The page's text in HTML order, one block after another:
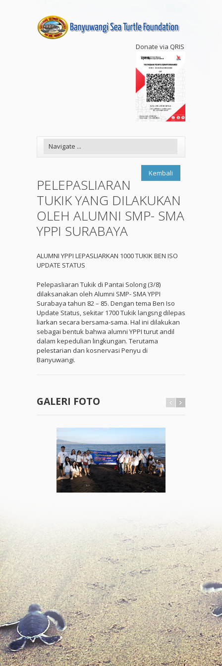
Donate via QRIS
Kembali
PELEPASLIARAN
TUKIK YANG DILAKUKAN
OLEH ALUMNI SMP- SMA
YPPI SURABAYA
ALUMNI YPPI LEPASLIARKAN 1000 TUKIK BEN ISO
UPDATE STATUS
Pelepasliaran Tukik di Pantai Solong (3/8)
dilaksanakan oleh Alumni SMP- SMA YPPI
Surabaya tahun 82 – 85. Dengan tema Ben Iso
Update Status, sekitar 1700 Tukik langsng dilepas
liarkan secara bersama-sama. Hal ini dilakukan
sebagai bentuk bahwa alumni YPPI turut andil
dalam kepedulian lingkungan. Terutama
pelestarian dan kosnervasi Penyu di
Banyuwangi.
GALERI FOTO